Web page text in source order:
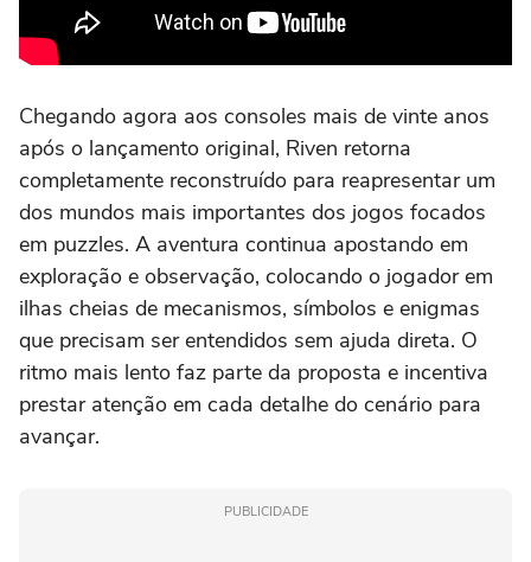
Chegando agora aos consoles mais de vinte anos
após o lançamento original, Riven retorna
completamente reconstruído para reapresentar um
dos mundos mais importantes dos jogos focados
em puzzles. A aventura continua apostando em
exploração e observação, colocando o jogador em
ilhas cheias de mecanismos, símbolos e enigmas
que precisam ser entendidos sem ajuda direta. O
ritmo mais lento faz parte da proposta e incentiva
prestar atenção em cada detalhe do cenário para
avançar.
PUBLICIDADE